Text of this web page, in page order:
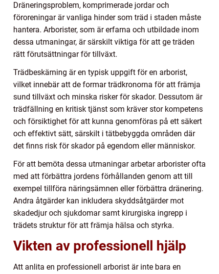
Dräneringsproblem, komprimerade jordar och
föroreningar är vanliga hinder som träd i staden måste
hantera. Arborister, som är erfarna och utbildade inom
dessa utmaningar, är särskilt viktiga för att ge träden
rätt förutsättningar för tillväxt.
Trädbeskärning är en typisk uppgift för en arborist,
vilket innebär att de formar trädkronorna för att främja
sund tillväxt och minska risker för skador. Dessutom är
trädfällning en kritisk tjänst som kräver stor kompetens
och försiktighet för att kunna genomföras på ett säkert
och effektivt sätt, särskilt i tätbebyggda områden där
det finns risk för skador på egendom eller människor.
För att bemöta dessa utmaningar arbetar arborister ofta
med att förbättra jordens förhållanden genom att till
exempel tillföra näringsämnen eller förbättra dränering.
Andra åtgärder kan inkludera skyddsåtgärder mot
skadedjur och sjukdomar samt kirurgiska ingrepp i
trädets struktur för att främja hälsa och styrka.
Vikten av professionell hjälp
Att anlita en professionell arborist är inte bara en